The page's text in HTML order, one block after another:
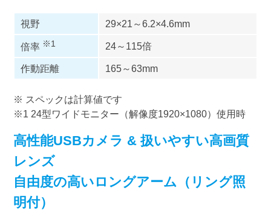
視野 29×21～6.2×4.6mm
倍率 ※1 24～115倍
作動距離 165～63mm
※ スペックは計算値です
※1 24型ワイドモニター（解像度1920×1080）使用時
高性能USBカメラ & 扱いやすい高画質
レンズ
自由度の高いロングアーム（リング照
明付）